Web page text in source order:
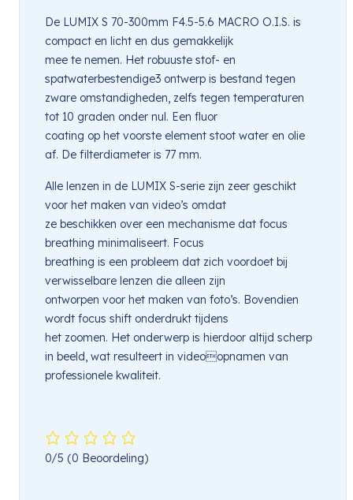
De LUMIX S 70-300mm F4.5-5.6 MACRO O.I.S. is
compact en licht en dus gemakkelijk
mee te nemen. Het robuuste stof- en
spatwaterbestendige3 ontwerp is bestand tegen
zware omstandigheden, zelfs tegen temperaturen
tot 10 graden onder nul. Een fluor
coating op het voorste element stoot water en olie
af. De filterdiameter is 77 mm.
Alle lenzen in de LUMIX S-serie zijn zeer geschikt
voor het maken van video’s omdat
ze beschikken over een mechanisme dat focus
breathing minimaliseert. Focus
breathing is een probleem dat zich voordoet bij
verwisselbare lenzen die alleen zijn
ontworpen voor het maken van foto’s. Bovendien
wordt focus shift onderdrukt tijdens
het zoomen. Het onderwerp is hierdoor altijd scherp
in beeld, wat resulteert in videoopnamen van
professionele kwaliteit.
0/5 (0 Beoordeling)